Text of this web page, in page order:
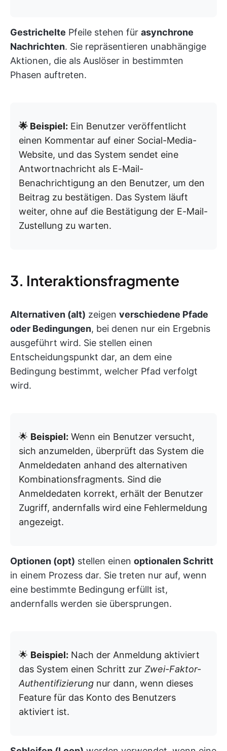
Gestrichelte Pfeile stehen für asynchrone
Nachrichten. Sie repräsentieren unabhängige
Aktionen, die als Auslöser in bestimmten
Phasen auftreten.
🌟 Beispiel: Ein Benutzer veröffentlicht
einen Kommentar auf einer Social-Media-
Website, und das System sendet eine
Antwortnachricht als E-Mail-
Benachrichtigung an den Benutzer, um den
Beitrag zu bestätigen. Das System läuft
weiter, ohne auf die Bestätigung der E-Mail-
Zustellung zu warten.
3. Interaktionsfragmente
Alternativen (alt) zeigen verschiedene Pfade
oder Bedingungen, bei denen nur ein Ergebnis
ausgeführt wird. Sie stellen einen
Entscheidungspunkt dar, an dem eine
Bedingung bestimmt, welcher Pfad verfolgt
wird.
🌟 Beispiel: Wenn ein Benutzer versucht,
sich anzumelden, überprüft das System die
Anmeldedaten anhand des alternativen
Kombinationsfragments. Sind die
Anmeldedaten korrekt, erhält der Benutzer
Zugriff, andernfalls wird eine Fehlermeldung
angezeigt.
Optionen (opt) stellen einen optionalen Schritt
in einem Prozess dar. Sie treten nur auf, wenn
eine bestimmte Bedingung erfüllt ist,
andernfalls werden sie übersprungen.
🌟 Beispiel: Nach der Anmeldung aktiviert
das System einen Schritt zur Zwei-Faktor-
Authentifizierung nur dann, wenn dieses
Feature für das Konto des Benutzers
aktiviert ist.